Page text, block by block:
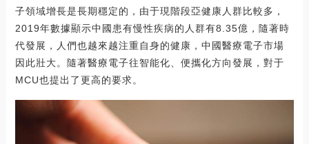
子領域增長是長期穩定的，由于現階段亞健康人群比較多，
2019年數據顯示中國患有慢性疾病的人群有8.35億，隨著時
代發展，人們也越來越注重自身的健康，中國醫療電子市場
因此壯大。隨著醫療電子往智能化、便攜化方向發展，對于
MCU也提出了更高的要求。